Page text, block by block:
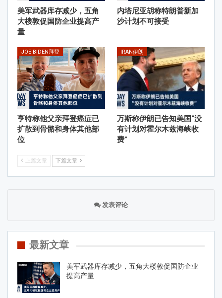
美军武器库存减少，五角
大楼敦促国防企业提高产
量
内塔尼亚胡称特朗普新加
沙计划不可接受
JOE BIDEN拜登
亨特称他父亲拜登癌症已
扩散到骨骼和身体其他部
位
IRAN伊朗
万斯称伊朗已告知美国“没
有计划对霍尔木兹海峡收
费”
上篇文章 下篇文章
发表评论
最新文章
美军武器库存减少，五角大楼敦促国防企业
提高产量